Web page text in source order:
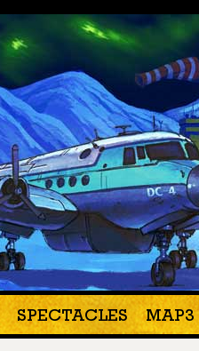
SPECTACLES
MAP3